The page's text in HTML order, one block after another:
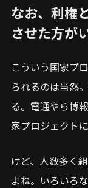
なお、利権
させた方が
こういう国家プ
られるのは当然
る。電通やら博
家プロジェクト
けど、人数多く
よね。いろいろ